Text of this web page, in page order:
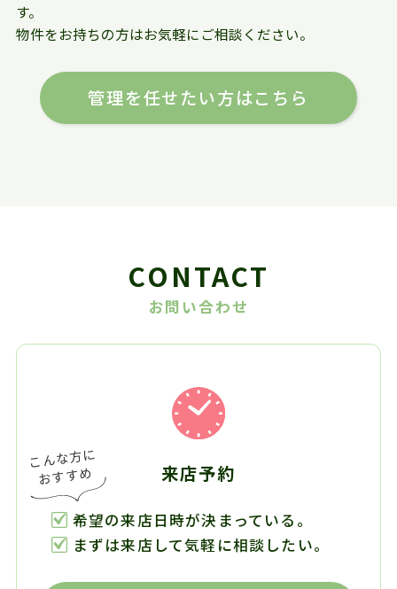
す。
物件をお持ちの方はお気軽にご相談ください。
管理を任せたい方はこちら
CONTACT
お問い合わせ
来店予約
希望の来店日時が決まっている。
まずは来店して気軽に相談したい。